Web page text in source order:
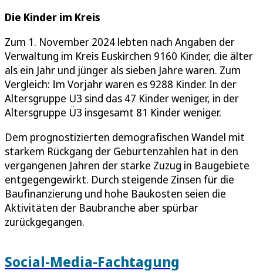
Die Kinder im Kreis
Zum 1. November 2024 lebten nach Angaben der
Verwaltung im Kreis Euskirchen 9160 Kinder, die älter
als ein Jahr und jünger als sieben Jahre waren. Zum
Vergleich: Im Vorjahr waren es 9288 Kinder. In der
Altersgruppe U3 sind das 47 Kinder weniger, in der
Altersgruppe Ü3 insgesamt 81 Kinder weniger.
Dem prognostizierten demografischen Wandel mit
starkem Rückgang der Geburtenzahlen hat in den
vergangenen Jahren der starke Zuzug in Baugebiete
entgegengewirkt. Durch steigende Zinsen für die
Baufinanzierung und hohe Baukosten seien die
Aktivitäten der Baubranche aber spürbar
zurückgegangen.
Social-Media-Fachtagung